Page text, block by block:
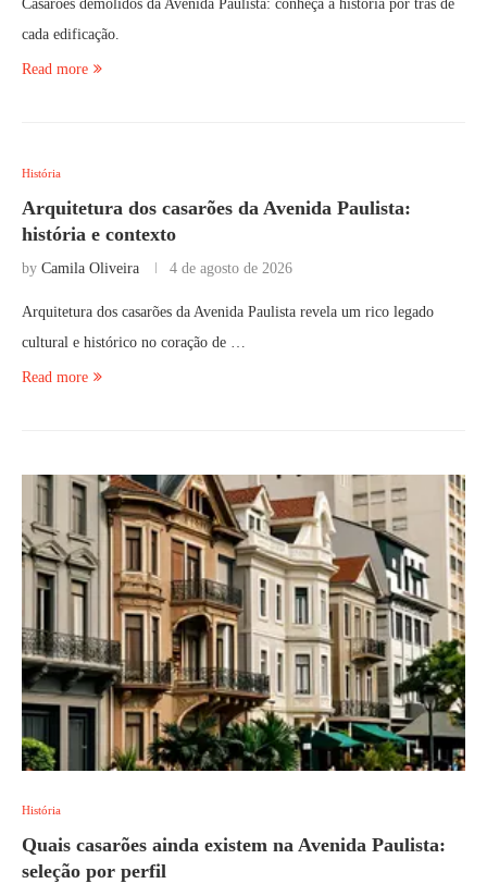
Casarões demolidos da Avenida Paulista: conheça a história por trás de
cada edificação.
Read more
História
Arquitetura dos casarões da Avenida Paulista:
história e contexto
by Camila Oliveira 4 de agosto de 2026
Arquitetura dos casarões da Avenida Paulista revela um rico legado
cultural e histórico no coração de …
Read more
História
Quais casarões ainda existem na Avenida Paulista:
seleção por perfil